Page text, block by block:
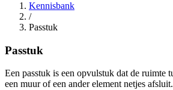
Kennisbank
/
Passtuk
Passtuk
Een passtuk is een opvulstuk dat de ruimte
een muur of een ander element netjes afsluit.